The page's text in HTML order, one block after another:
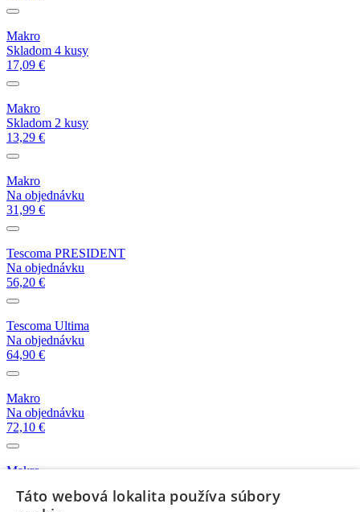
Makro
Skladom 4 kusy
17,09 €
Makro
Skladom 2 kusy
13,29 €
Makro
Na objednávku
31,99 €
Tescoma PRESIDENT
Na objednávku
56,20 €
Tescoma Ultima
Na objednávku
64,90 €
Makro
Na objednávku
72,10 €
Makro
14,99 €
Táto webová lokalita používa súbory